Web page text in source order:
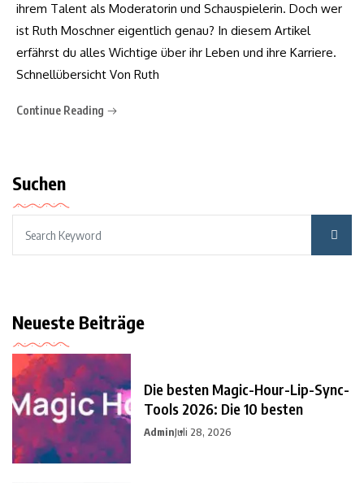
ihrem Talent als Moderatorin und Schauspielerin. Doch wer
ist Ruth Moschner eigentlich genau? In diesem Artikel
erfährst du alles Wichtige über ihr Leben und ihre Karriere.
Schnellübersicht Von Ruth
Continue Reading
Suchen
Neueste Beiträge
Die besten Magic-Hour-Lip-Sync-
Tools 2026: Die 10 besten
AdminJuli 28, 2026